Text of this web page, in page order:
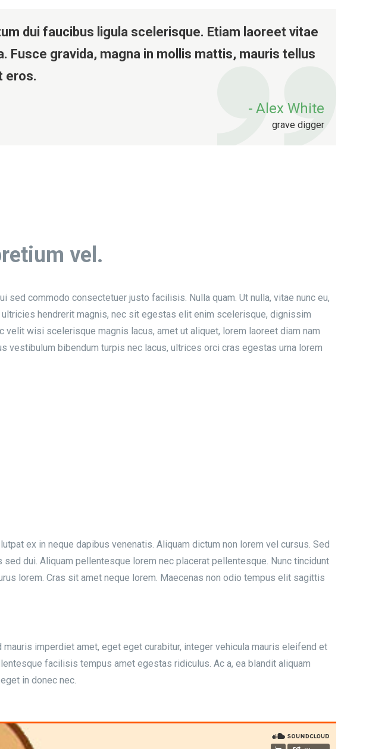
dui faucibus ligula scelerisque. Etiam laoreet vitae
Fusce gravida, magna in mollis mattis, mauris tellus
eros.
Alex White
grave digger
vel.
commodo consectetuer justo facilisis. Nulla quam. Ut nulla, vitae nunc eu,
ultricies hendrerit magnis, nec sit egestas elit enim scelerisque, dignissim
wisi scelerisque magnis lacus, amet ut aliquet, lorem laoreet diam nam
vestibulum bibendum turpis nec lacus, ultrices orci cras egestas urna lorem
ex in neque dapibus venenatis. Aliquam dictum non lorem vel cursus. Sed
dui. Aliquam pellentesque lorem nec placerat pellentesque. Nunc tincidunt
lorem. Cras sit amet neque lorem. Maecenas non odio tempus elit sagittis
imperdiet amet, eget eget curabitur, integer vehicula mauris eleifend et
facilisis tempus amet egestas ridiculus. Ac a, ea blandit aliquam
in donec nec.